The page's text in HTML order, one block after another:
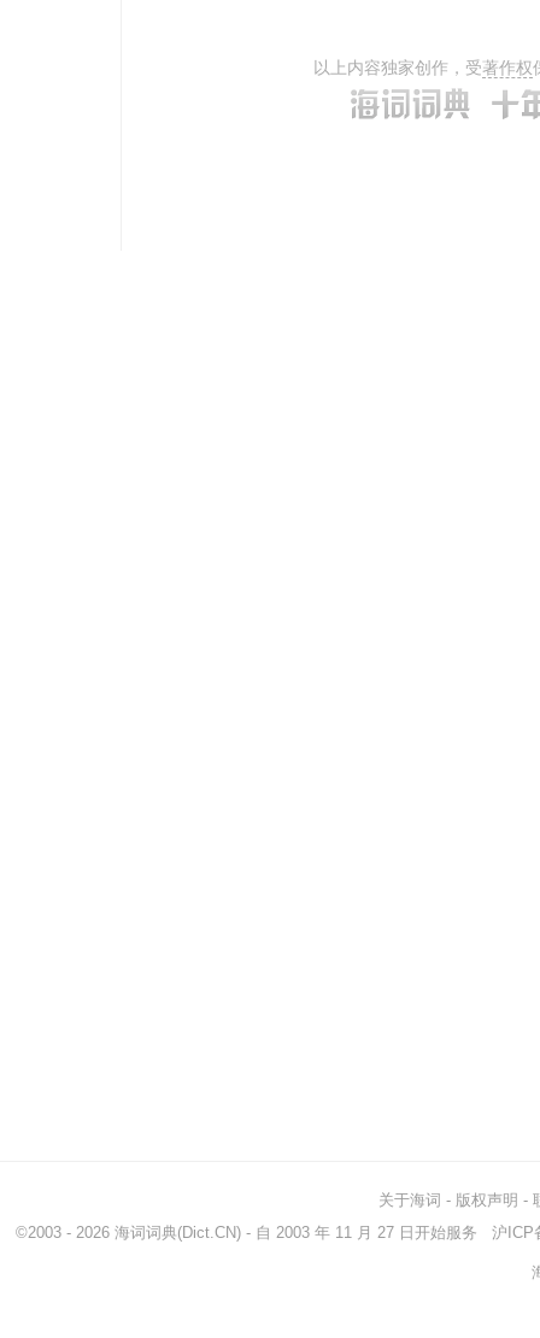
以上内容独家创作，受著作权
关于海词 - 版权声明 -
©2003 - 2026 海词词典(Dict.CN) - 自 2003 年 11 月 27 日开始服务 沪ICP